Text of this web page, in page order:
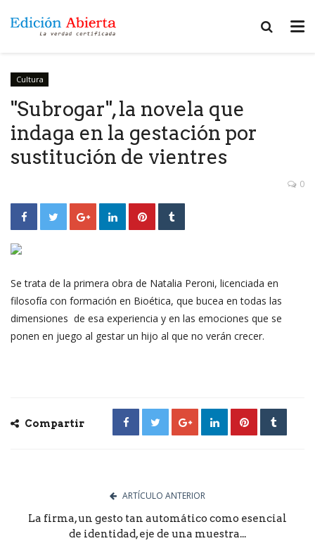
Cultura
"Subrogar", la novela que
indaga en la gestación por
sustitución de vientres
0
Se trata de la primera obra de Natalia Peroni, licenciada en
filosofía con formación en Bioética, que bucea en todas las
dimensiones de esa experiencia y en las emociones que se
ponen en juego al gestar un hijo al que no verán crecer.
Compartir
ARTÍCULO ANTERIOR
La firma, un gesto tan automático como esencial
de identidad, eje de una muestra...